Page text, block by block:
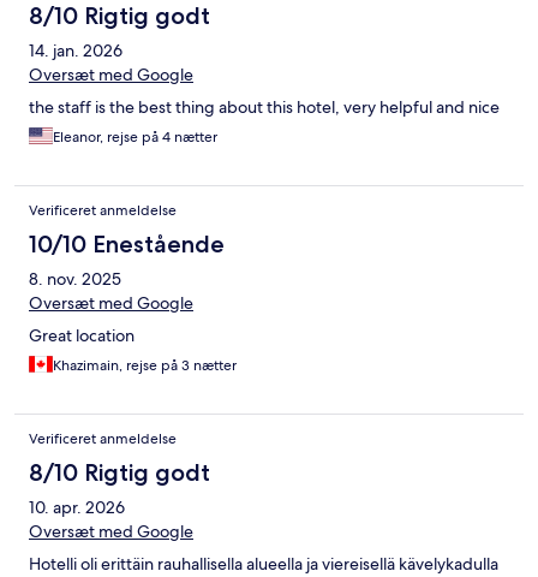
8/10 Rigtig godt
14. jan. 2026
Oversæt med Google
the staff is the best thing about this hotel, very helpful and nice
Eleanor, rejse på 4 nætter
Verificeret anmeldelse
10/10 Enestående
8. nov. 2025
Oversæt med Google
Great location
Khazimain, rejse på 3 nætter
Verificeret anmeldelse
8/10 Rigtig godt
10. apr. 2026
Oversæt med Google
Hotelli oli erittäin rauhallisella alueella ja viereisellä kävelykadulla